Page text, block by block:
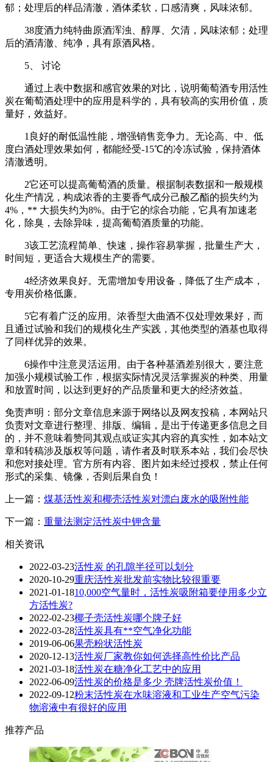
郁；处理后的样品清澈，酒体柔软，口感清爽，风味浓郁。
38度酒力纯特曲原酒浑浊、醇厚、欠清，风味浓郁；处理
后的酒清澈、纯净，具有原酒风格。
5、 讨论
通过上表中数据和感官效果的对比，说明葡萄酒专用活性
炭在葡萄酒处理中的应用是科学的，具有较高的实用价值，质
量好，效益好。
1良好的耐低温性能，增强销售竞争力。无论高、中、低
度白酒处理效果如何，都能经受-15℃的冷冻试验，保持酒体
清澈透明。
2它还可以提高葡萄酒的质量。根据制表数据和一般规模
化生产情况，构成浓香的主要香气成分己酸乙酯的损失约为
4%，** 大损失约为8%。由于它的综合功能，它具有加速老
化，除臭，去除异味，提高葡萄酒质量的功能。
3该工艺流程简单、快速，操作容易掌握，批量生产大，
时间短，更适合大规模生产的需要。
4经济效果良好。无需增加专用设备，降低了生产成本，
专用炭价格低廉。
5它有着广泛的应用。浓香型大曲酒不仅处理效果好，而
且通过试验和我们的规模化生产实践，其他类型的酒基也取得
了同样优异的效果。
6操作中注意灵活运用。由于各种基酒差别很大，要注意
加强小规模试验工作，根据实际情况灵活掌握炭的种类、用量
和放置时间，以达到更好的产品质量和更大的经济效益。
免责声明：部分文章信息来源于网络以及网友投稿，本网站只
负责对文章进行整理、排版、编辑，是出于传递更多信息之目
的，并不意味着赞同其观点或证实其内容的真实性，如本站文
章和转稿涉及版权等问题，请作者及时联系本站，我们会尽快
和您对接处理。官方所有内容、图片如未经过授权，禁止任何
形式的采集、镜像，否则后果自负！
上一篇： 煤基活性炭和椰壳活性炭对漂白废水的吸附性能
下一篇： 重量法测定活性炭中钾含量
相关资讯
2022-03-23活性炭 的孔隙半径可以划分
2020-10-29重庆活性炭批发前实物比较很重要
2021-01-1810,000空气量时，活性炭吸附箱要使用多少立
方活性炭?
2022-02-23椰子壳活性炭哪个牌子好
2022-03-28活性炭具有**空气净化功能
2019-06-06果壳粉状活性炭
2020-12-13活性炭厂家教你如何选择高性价比产品
2021-03-18活性炭在糖净化工艺中的应用
2022-06-09活性炭的价格是多少 壳牌活性炭价值！
2022-09-12粉末活性炭在水味溶液和工业生产空气污染
物溶液中有很好的应用
推荐产品